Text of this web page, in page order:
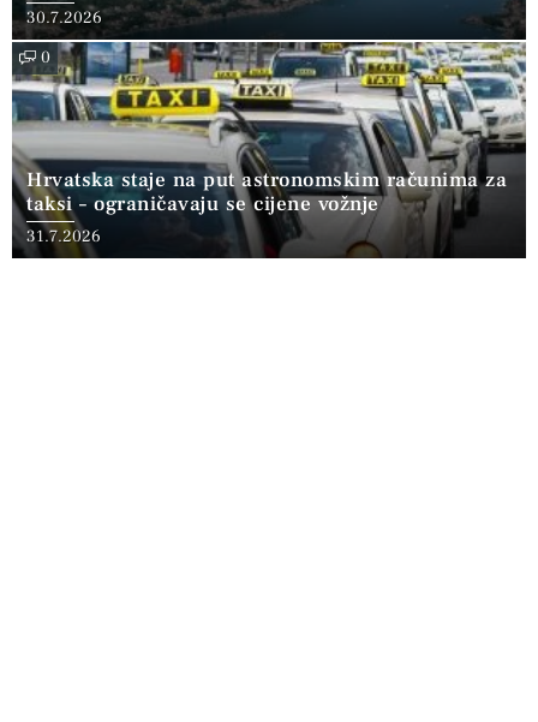
30.7.2026
0
Hrvatska staje na put astronomskim računima za
taksi – ograničavaju se cijene vožnje
31.7.2026